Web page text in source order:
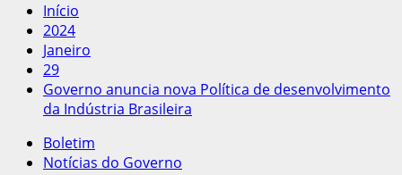
Início
2024
Janeiro
29
Governo anuncia nova Política de desenvolvimento
da Indústria Brasileira
Boletim
Notícias do Governo